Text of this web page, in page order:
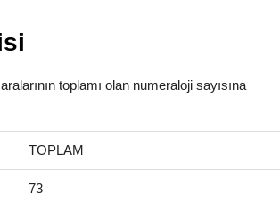
toplamı olan numeraloji sayısına
TOPLAM
73